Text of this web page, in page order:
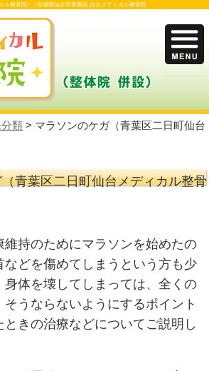
仙台メディカル整骨院） |宮城県仙台市青葉区 仙台メ
ジ>未分類> マラソンのケ
）
ケガ（青葉区二日町
健康維持のためにマ